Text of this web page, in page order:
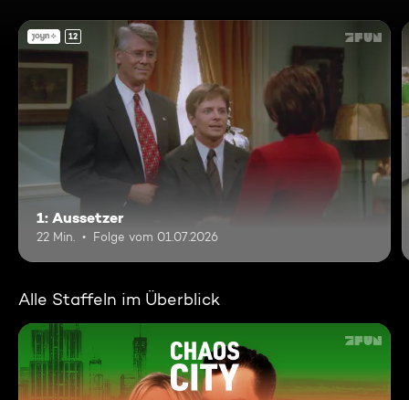
12
1: Aussetzer
22 Min. Folge vom 01.07.2026
Alle Staffeln im Überblick